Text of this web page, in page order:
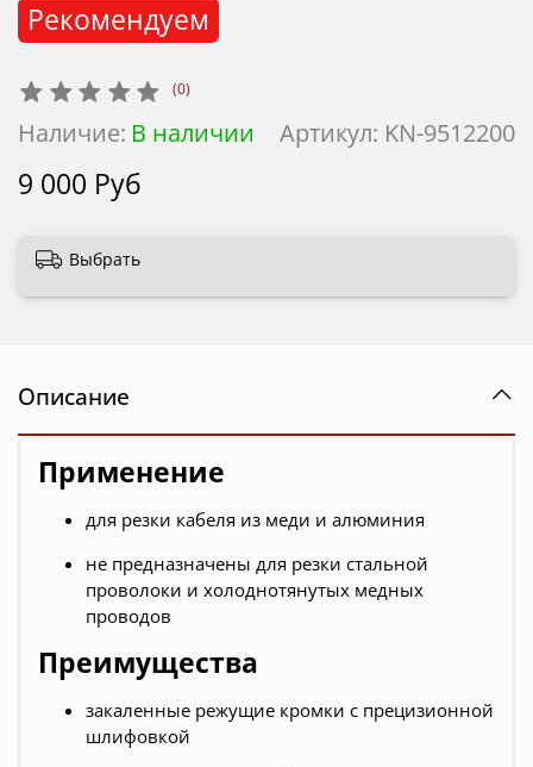
(0)
Артикул: KN-9512200
Наличие: В наличии
Рекомендуем
9 000 Руб
Выбрать
Описание
Применение
для резки кабеля из меди и алюминия
не предназначены для резки стальной
проволоки и холоднотянутых медных
проводов
Преимущества
закаленные режущие кромки с прецизионной
шлифовкой